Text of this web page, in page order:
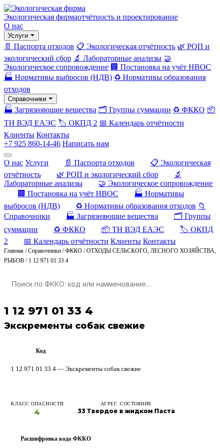
Экологическая фирмаотчётность и проектирование
О нас
Услуги
📄 Паспорта отходов 📋 Экологическая отчётность 🌿 РОП и
экологический сбор 🔬 Лабораторные анализы 🤝
Экологическое сопровождение 🏢 Постановка на учёт НВОС
🏭 Нормативы выбросов (НДВ) ♻️ Нормативы образования
отходов
Справочники
🏭 Загрязняющие вещества 🗂️ Группы суммации ♻️ ФККО 📦
ТН ВЭД ЕАЭС 🏷️ ОКПД 2 📅 Календарь отчётности
Клиенты Контакты
+7 925 860-14-46 Написать нам
О нас Услуги 📄 Паспорта отходов
📋 Экологическая
отчётность
🌿 РОП и экологический сбор
🔬
Лабораторные анализы
🤝 Экологическое сопровождение
🏢 Постановка на учёт НВОС
🏭 Нормативы
выбросов (НДВ)
♻️ Нормативы образования отходов 📁
Справочники
🏭 Загрязняющие вещества
🗂️ Группы
суммации
♻️ ФККО 📦 ТН ВЭД ЕАЭС
🏷️ ОКПД
2
📅 Календарь отчётности Клиенты Контакты
Главная /Справочники /ФККО /ОТХОДЫ СЕЛЬСКОГО, ЛЕСНОГО ХОЗЯЙСТВА,
РЫБОВ / 1 12 971 01 33 4
1 12 971 01 33 4
Экскременты собак свежие
Код
1 12 971 01 33 4 — Экскременты собак свежие
КЛАСС ОПАСНОСТИ
4
АГРЕГ. СОСТОЯНИЕ
33 Твердое в жидком Паста
Расшифровка кода ФККО